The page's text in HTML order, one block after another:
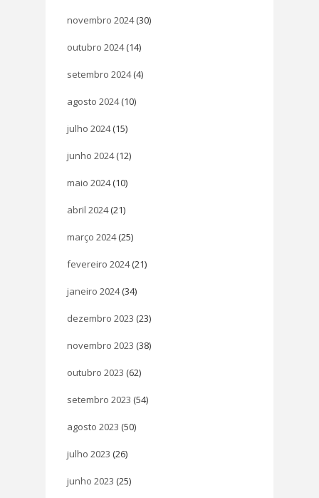
novembro 2024(30)
outubro 2024(14)
setembro 2024(4)
agosto 2024(10)
julho 2024(15)
junho 2024(12)
maio 2024(10)
abril 2024(21)
março 2024(25)
fevereiro 2024(21)
janeiro 2024(34)
dezembro 2023 (23)
novembro 2023 (38)
outubro 2023 (62)
setembro 2023 (54)
agosto 2023 (50)
julho 2023 (26)
junho 2023 (25)